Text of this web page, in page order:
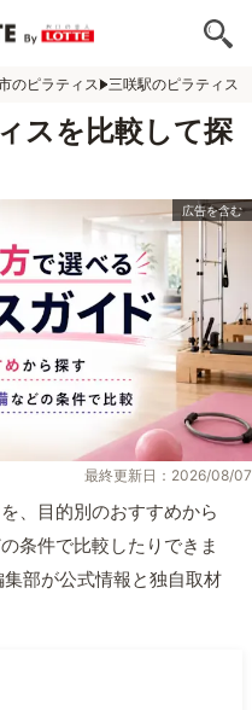
のピラティス 三咲駅のピラティス
スを比較して探
最終更新日：2026/08/07
、目的別のおすすめから
条件で比較したりできま
部が公式情報と独自取材